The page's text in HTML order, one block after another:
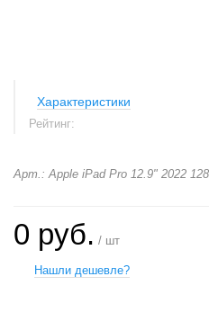
Характеристики
Рейтинг:
Арт.: Apple iPad Pro 12.9" 2022
0 руб. / шт
Нашли дешевле?